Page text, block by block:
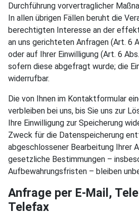
Durchführung vorvertraglicher
In allen übrigen Fällen beruht die
berechtigten Interesse an der
an uns gerichteten Anfragen (Art. 6
oder auf Ihrer Einwilligung (Art. 6
sofern diese abgefragt wurde; die
widerrufbar.
Die von Ihnen im Kontaktformular
verbleiben bei uns, bis Sie uns zur
Ihre Einwilligung zur Speicherung
Zweck für die Datenspeicherung
abgeschlossener Bearbeitung Ihrer
gesetzliche Bestimmungen –
Aufbewahrungsfristen – bleiben
Anfrage per E-Mail,
Telefax